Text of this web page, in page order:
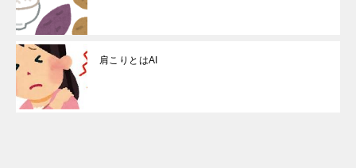
肩こりとはAI